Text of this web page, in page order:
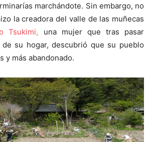
marchándote. Sin embargo, no
la creadora del valle de las muñecas
Tsukimi, una mujer que tras pasar
su hogar, descubrió que su pueblo
y más abandonado.